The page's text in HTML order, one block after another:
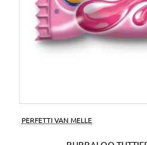
PERFETTI VAN MELLE